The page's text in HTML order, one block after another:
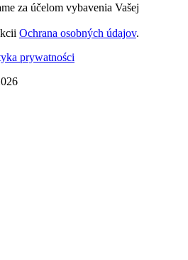
za účelom vybavenia Vašej
Ochrana osobných údajov.
prywatności